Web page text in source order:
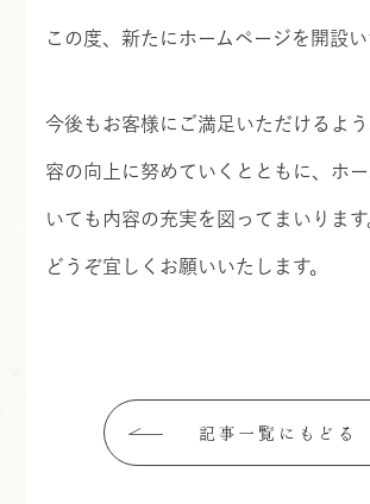
この度、新たにホームページを開設い
今後もお客様にご満足いただけるよ
容の向上に努めていくとともに、ホ
いても内容の充実を図ってまいります
どうぞ宜しくお願いいたします。
記事一覧にもどる